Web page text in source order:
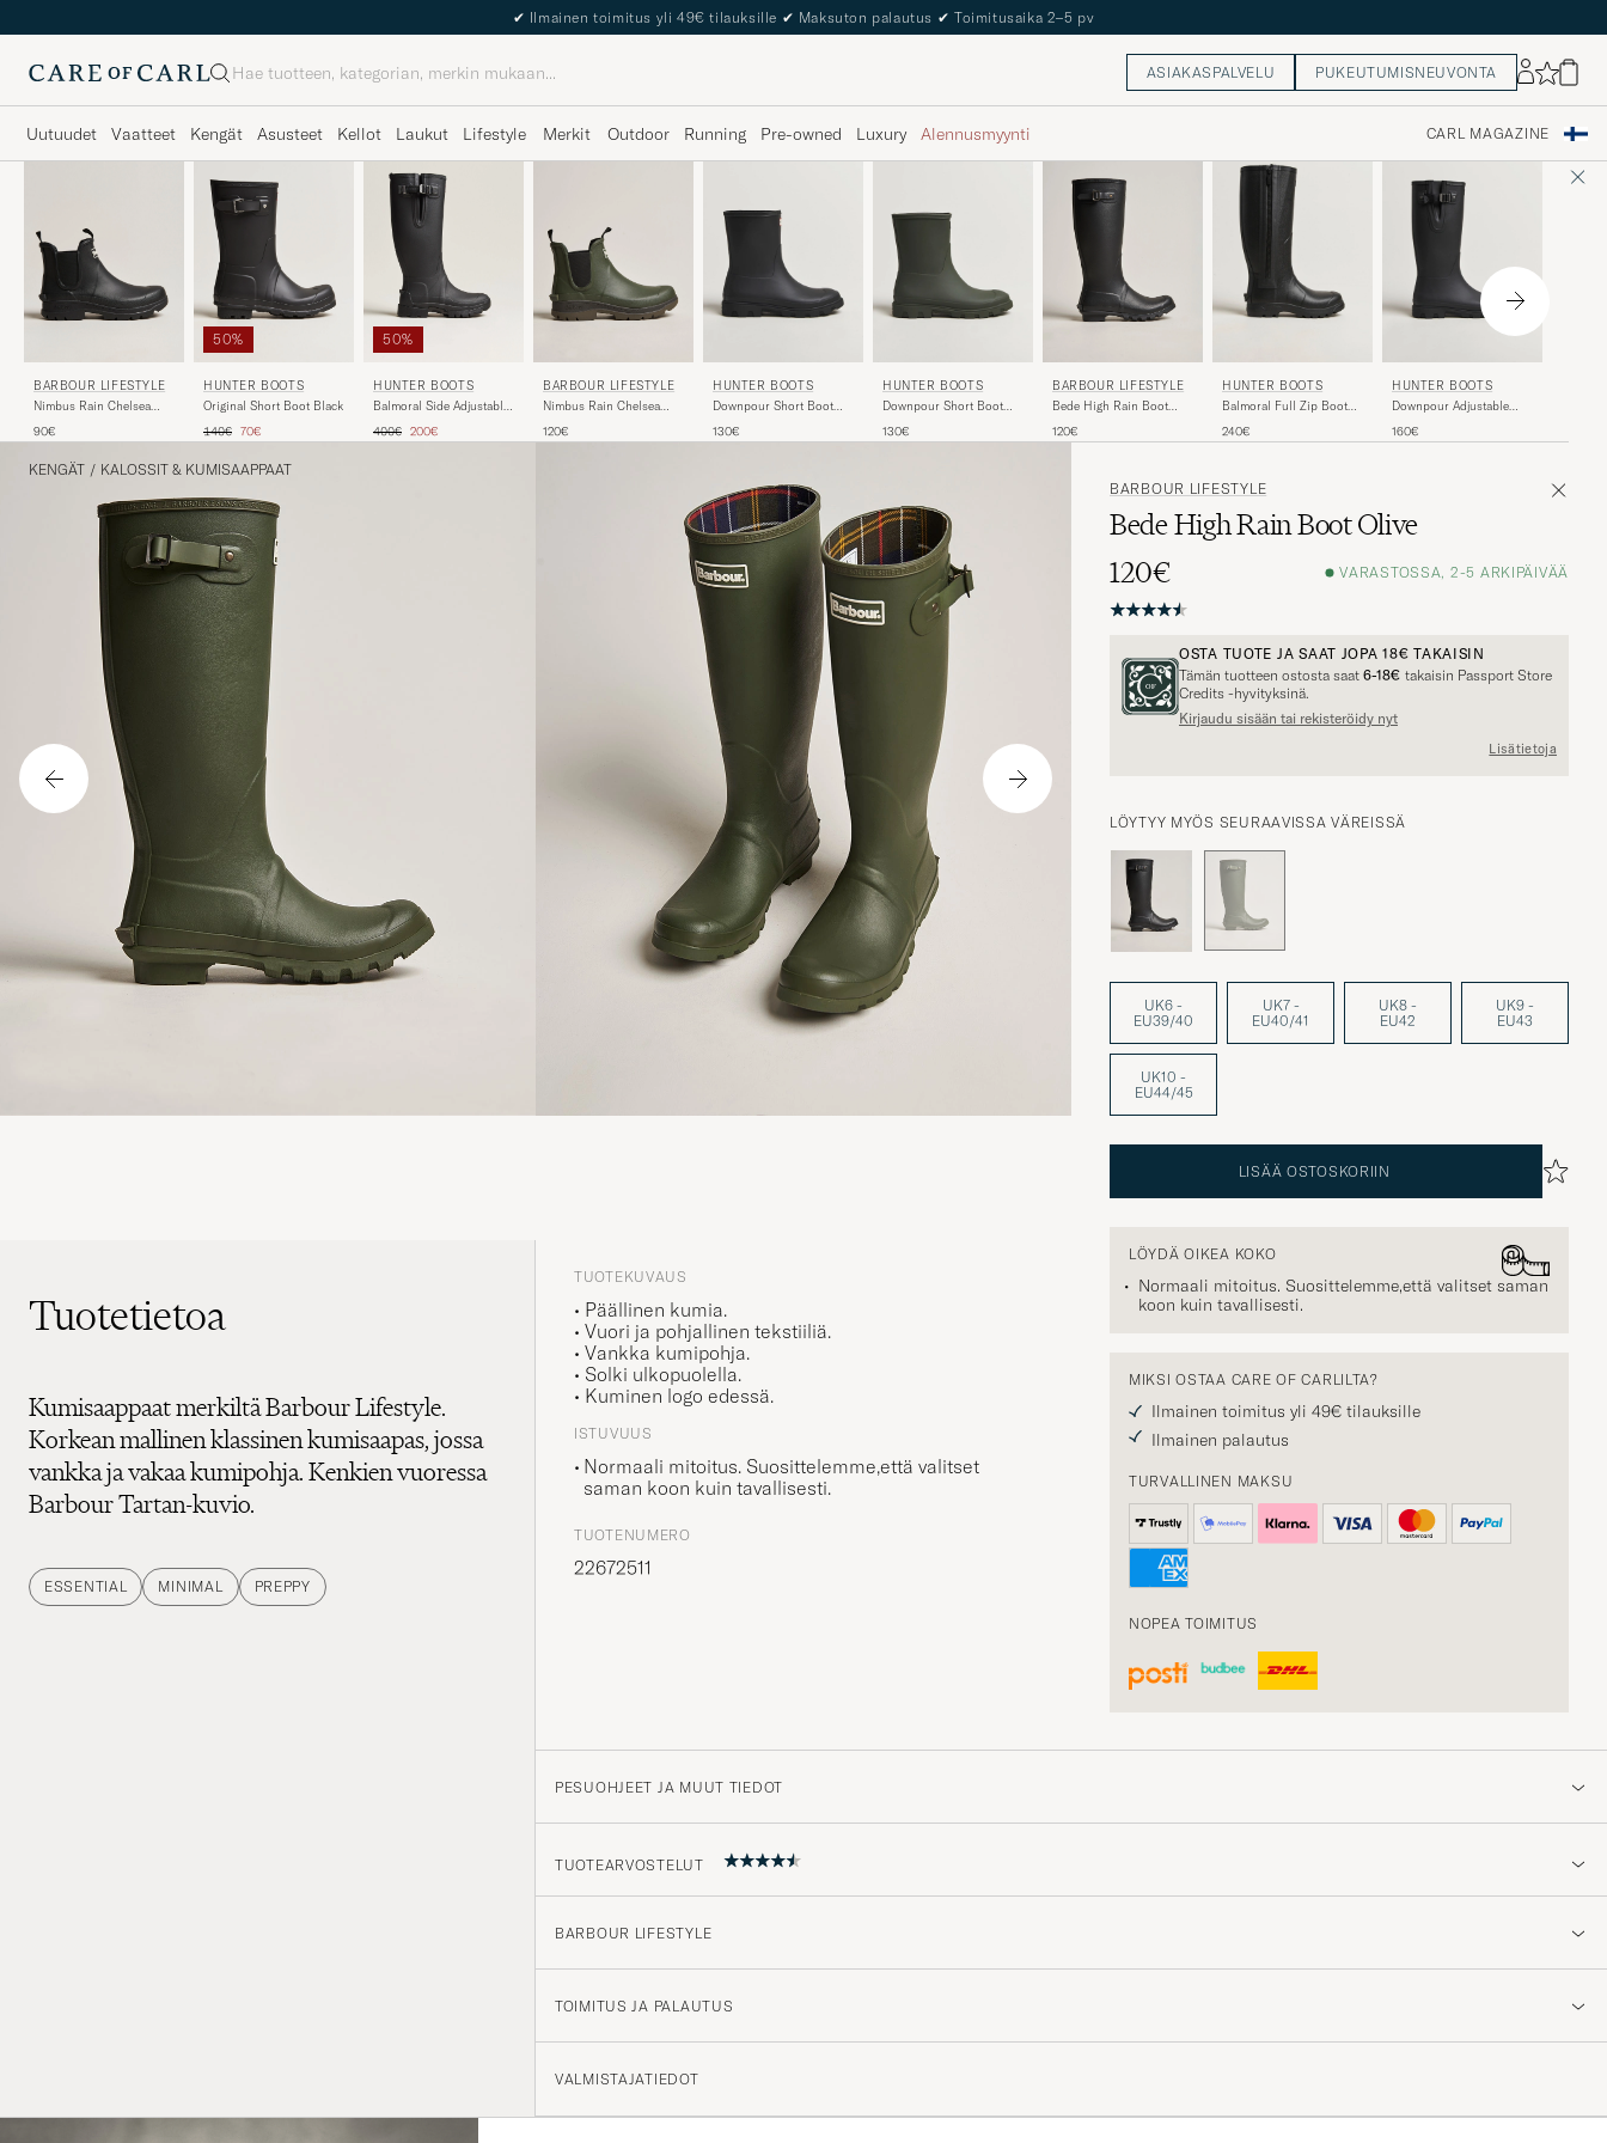
The Care of Carl Passport
Haku ASIAKASPALVELU PUKEUTUMISNEUVONTA
Uutuudet Vaatteet Kengät Asusteet Kellot Laukut Lifestyle Merkit Outdoor Running Pre-owned Luxury Alennusmyynti CARL MAGAZINE
BARBOUR LIFESTYLE
Nimbus Rain Chelsea
90€
50%
HUNTER BOOTS
Original Short Boot Black
Tavallinen hinta
140€ Alennettu hinta
70€
50%
HUNTER BOOTS
Balmoral Side Adjustable
Tavallinen hinta
400€ Alennettu hinta
200€
BARBOUR LIFESTYLE
Nimbus Rain Chelsea
120€
HUNTER BOOTS
Downpour Short Boot
130€
HUNTER BOOTS
Downpour Short Boot
130€
BARBOUR LIFESTYLE
Bede High Rain Boot
120€
HUNTER BOOTS
Balmoral Full Zip Boot
240€
HUNTER BOOTS
Downpour Adjustable
160€
KENGÄT / KALOSSIT & KUMISAAPPAAT
BARBOUR LIFESTYLE
Bede High Rain Boot Olive
120€
VARASTOSSA, 2-5 ARKIPÄIVÄÄ
OSTA TUOTE JA SAAT JOPA18€ TAKAISIN
Tämän tuotteen ostosta saat 6-18€ takaisin Passport Store
Credits -hyvityksinä.
Kirjaudu sisään tai rekisteröidy nyt
Lisätietoja
LÖYTYY MYÖS SEURAAVISSA VÄREISSÄ
UK6 -
EU39/40
UK7 -
EU40/41
UK8 -
EU42
UK9 -
EU43
UK10 -
EU44/45
LISÄÄ OSTOSKORIIN
LÖYDÄ OIKEA KOKO
Normaali mitoitus. Suosittelemme,että valitset saman
koon kuin tavallisesti.
MIKSI OSTAA CARE OF CARLILTA?
Ilmainen toimitus yli 49€ tilauksille
Ilmainen palautus
TURVALLINEN MAKSU
NOPEA TOIMITUS
Tuotetietoa
Kumisaappaat merkiltä Barbour Lifestyle.
Korkean mallinen klassinen kumisaapas, jossa
vankka ja vakaa kumipohja. Kenkien vuoressa
Barbour Tartan-kuvio.
ESSENTIAL MINIMAL PREPPY
TUOTEKUVAUS
• Päällinen kumia.
• Vuori ja pohjallinen tekstiiliä.
• Vankka kumipohja.
• Solki ulkopuolella.
• Kuminen logo edessä.
ISTUVUUS
Normaali mitoitus. Suosittelemme,että valitset
saman koon kuin tavallisesti.
TUOTENUMERO
22672511
PESUOHJEET JA MUUT TIEDOT
TUOTEARVOSTELUT
4.5
(12)
BARBOUR LIFESTYLE
TOIMITUS JA PALAUTUS
VALMISTAJATIEDOT